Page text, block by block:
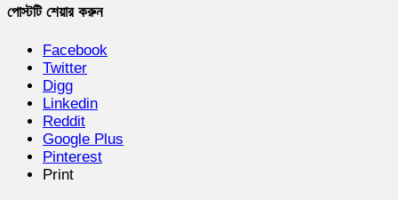
পোস্টটি শেয়ার করুন
Facebook
Twitter
Digg
Linkedin
Reddit
Google Plus
Pinterest
Print